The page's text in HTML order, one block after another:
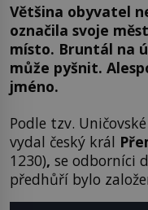
Většina obyvatel
označila svoje
místo. Bruntál na
může pyšnit.
jméno.
Podle tzv.
vydal český král
1230), se odborníci
předhůří bylo